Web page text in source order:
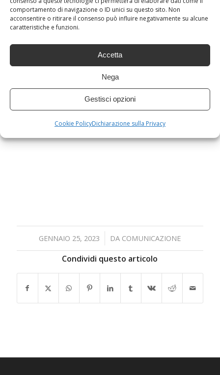
comportamento di navigazione o ID unici su questo sito. Non
acconsentire o ritirare il consenso può influire negativamente su alcune
caratteristiche e funzioni.
Accetta
Nega
Gestisci opzioni
Cookie PolicyDichiarazione sulla Privacy
Desideri rinnovare gli ambienti di casa?
Arredamenti Campanasa consigliarti come
farlo al meglio! Siamo un punto di
progettazione d’interni
laconsulenzaarredi a Modena e
Contattacie richiedi un
dei tuoi desideri!
GENNAIO 25, 2023
/ DA COMUNICAZIONE
Condividi questo articolo